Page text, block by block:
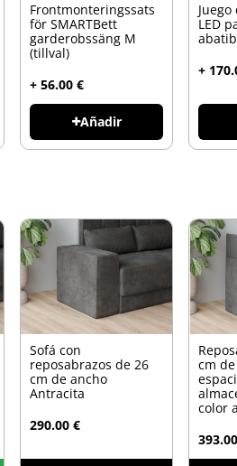
Frontmonteringssats
för SMARTBett
garderobssäng M
(tillval)
+ 56.00 €
Añadir
LED
+
Sofá con
reposabrazos de 26
cm de ancho
Antracita
290.00 €
cm
color